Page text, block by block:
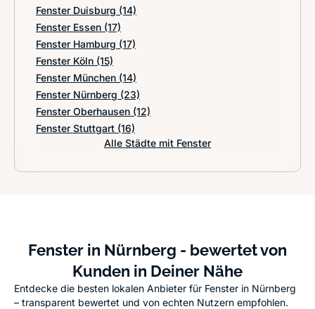
Fenster Duisburg (14)
Fenster Essen (17)
Fenster Hamburg (17)
Fenster Köln (15)
Fenster München (14)
Fenster Nürnberg (23)
Fenster Oberhausen (12)
Fenster Stuttgart (16)
Alle Städte mit Fenster
Fenster in Nürnberg - bewertet von
Kunden in Deiner Nähe
Entdecke die besten lokalen Anbieter für Fenster in Nürnberg
– transparent bewertet und von echten Nutzern empfohlen.